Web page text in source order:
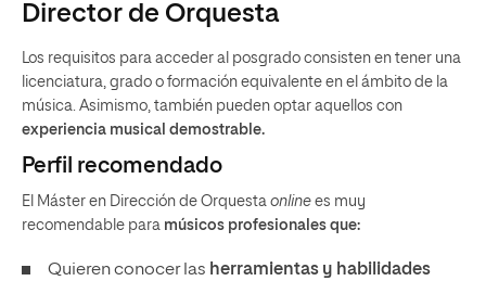
Director de Orquesta
Los requisitos para acceder al posgrado consisten en tener una
licenciatura, grado o formación equivalente en el ámbito de la
música. Asimismo, también pueden optar aquellos con
experiencia musical demostrable.
Perfil recomendado
El Máster en Dirección de Orquesta online es muy
recomendable para músicos profesionales que:
Quieren conocer las herramientas y habilidades